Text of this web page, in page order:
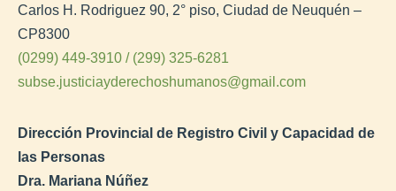
Carlos H. Rodriguez 90, 2° piso, Ciudad de Neuquén –
CP8300
(0299) 449-3910 / (299) 325-6281
subse.justiciayderechoshumanos@gmail.com
Dirección Provincial de Registro Civil y Capacidad de
las Personas
Dra. Mariana Núñez